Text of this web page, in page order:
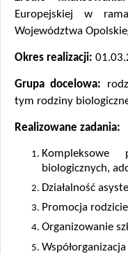
Europejskiej w
Województwa
Okres realizacji:
Grupa docelowa:
tym rodziny
Realizowane zadania:
biologicznych,
Działalność
Promocja
Organizowanie